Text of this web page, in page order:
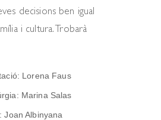
decisions ben igual
i cultura. Trobarà
Lorena Faus
Marina Salas
Joan Albinyana